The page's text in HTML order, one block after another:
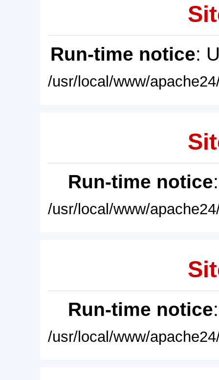
Run-time notice:
/usr/local/www/
Run-time notice
/usr/local/www/
Run-time notice
/usr/local/www/